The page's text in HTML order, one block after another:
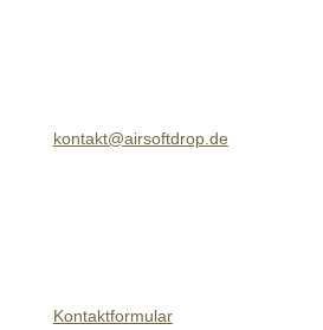
kontakt@airsoftdrop.de
Kontaktformular